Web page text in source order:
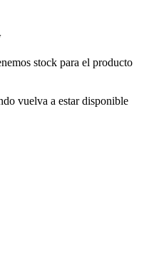
stock para el producto
vuelva a estar disponible